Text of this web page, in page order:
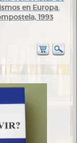
en Europa.
1993